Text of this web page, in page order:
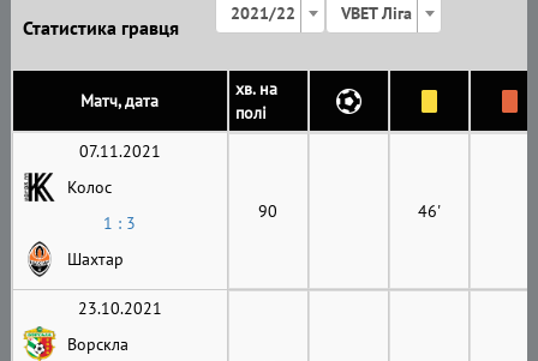
Статистика гравця
2021/22 VBET Ліга
Матч, дата
хв. на
полі
07.11.2021
Колос
1 : 3
Шахтар
90 46'
23.10.2021
Ворскла